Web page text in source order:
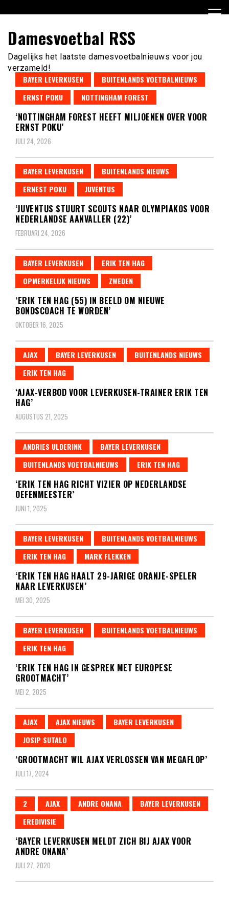
naar
inhoud
Damesvoetbal RSS
Dagelijks het laatste damesvoetbalnieuws voor jou
verzameld!
BAYER LEVERKUSEN
BUITENLANDS VOETBALNIEUWS
ERNST POKU
NOTTINGHAM FOREST
‘NOTTINGHAM FOREST HEEFT MILJOENEN OVER VOOR
ERNST POKU’
JULI 24, 2026
BAYER LEVERKUSEN
BUITENLANDS NIEUWS
ERNEST POKU
JUVENTUS
‘JUVENTUS STUURT SCOUTS NAAR OLYMPIAKOS VOOR
NEDERLANDSE AANVALLER (22)’
FEBRUARI 24, 2026
BAYER LEVERKUSEN
ERIK TEN HAG
OPMERKELIJK NIEUWS
ZWEDEN
‘ERIK TEN HAG (55) IN BEELD OM NIEUWE
BONDSCOACH TE WORDEN’
OKTOBER 16, 2025
AJAX BAYER LEVERKUSEN
BUITENLANDS NIEUWS
ERIK TEN HAG
‘AJAX-VERBOD VOOR LEVERKUSEN-TRAINER ERIK TEN
HAG’
AUGUSTUS 21, 2025
ANDRIES ULDERINK
BAYER LEVERKUSEN
BUITENLANDS VOETBALNIEUWS
ERIK TEN HAG
‘ERIK TEN HAG RICHT VIZIER OP NEDERLANDSE
OEFENMEESTER’
JUNI 1, 2025
BAYER LEVERKUSEN
BUITENLANDS VOETBALNIEUWS
ERIK TEN HAG
MARK FLEKKEN
‘ERIK TEN HAG HAALT 29-JARIGE ORANJE-SPELER
NAAR LEVERKUSEN’
MEI 30, 2025
BAYER LEVERKUSEN
BUITENLANDS VOETBALNIEUWS
ERIK TEN HAG
‘ERIK TEN HAG IN GESPREK MET EUROPESE
GROOTMACHT’
MEI 2, 2025
AJAX AJAX NIEUWS
BAYER LEVERKUSEN
JOSIP SUTALO
‘GROOTMACHT WIL AJAX VERLOSSEN VAN MEGAFLOP’
JULI 17, 2024
2 AJAX ANDRE ONANA
BAYER LEVERKUSEN
EREDIVISIE
‘BAYER LEVERKUSEN MELDT ZICH BIJ AJAX VOOR
ANDRE ONANA’
JULI 27, 2020